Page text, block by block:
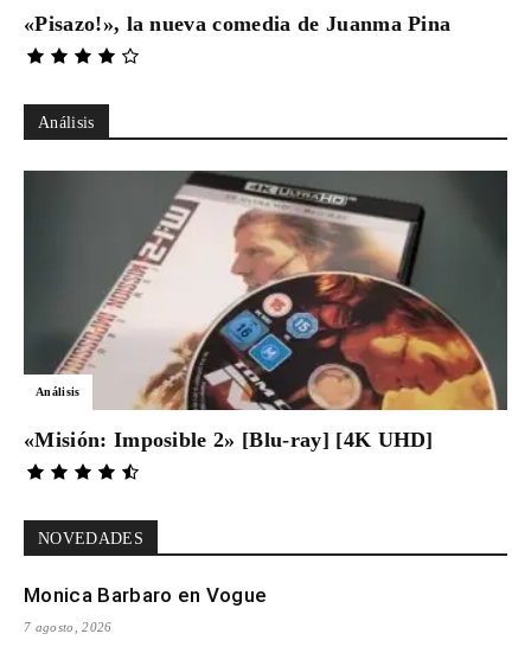
«Pisazo!», la nueva comedia de Juanma Pina
Análisis
Análisis
«Misión: Imposible 2» [Blu-ray] [4K UHD]
NOVEDADES
Monica Barbaro en Vogue
7 agosto, 2026